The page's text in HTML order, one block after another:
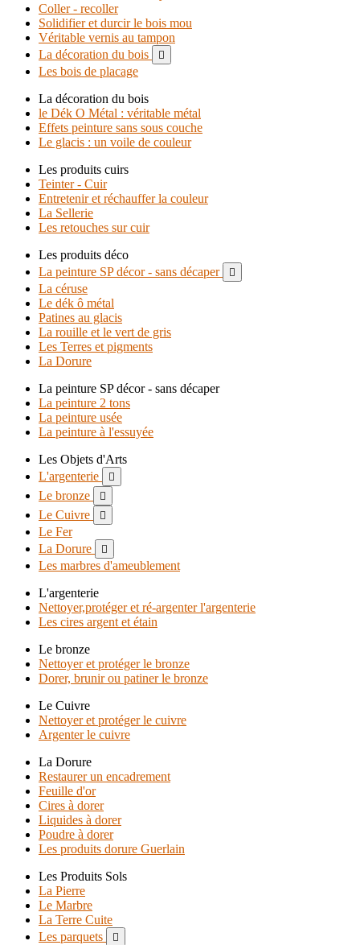
Coller - recoller
Solidifier et durcir le bois mou
Véritable vernis au tampon
La décoration du bois

Les bois de placage
La décoration du bois
le Dék O Métal : véritable métal
Effets peinture sans sous couche
Le glacis : un voile de couleur
Les produits cuirs
Teinter - Cuir
Entretenir et réchauffer la couleur
La Sellerie
Les retouches sur cuir
Les produits déco
La peinture SP décor - sans décaper

La céruse
Le dék ô métal
Patines au glacis
La rouille et le vert de gris
Les Terres et pigments
La Dorure
La peinture SP décor - sans décaper
La peinture 2 tons
La peinture usée
La peinture à l'essuyée
Les Objets d'Arts
L'argenterie

Le bronze 
Le Cuivre 
Le Fer
La Dorure

Les marbres d'ameublement
L'argenterie
Nettoyer,protéger et ré-argenter l'argenterie
Les cires argent et étain
Le bronze
Nettoyer et protéger le bronze
Dorer, brunir ou patiner le bronze
Le Cuivre
Nettoyer et protéger le cuivre
Argenter le cuivre
La Dorure
Restaurer un encadrement
Feuille d'or
Cires à dorer
Liquides à dorer
Poudre à dorer
Les produits dorure Guerlain
Les Produits Sols
La Pierre
Le Marbre
La Terre Cuite
Les parquets
